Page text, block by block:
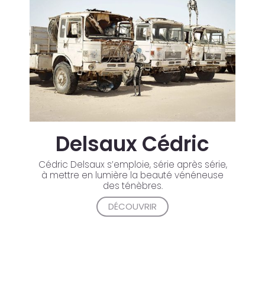
Delsaux Cédric
Cédric Delsaux s’emploie, série après série,
à mettre en lumière la beauté vénéneuse
des ténèbres.
DÉCOUVRIR